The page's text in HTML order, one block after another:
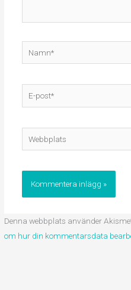
post*
Webbplats
Denna webbplats använder
om hur din kommentarsdata